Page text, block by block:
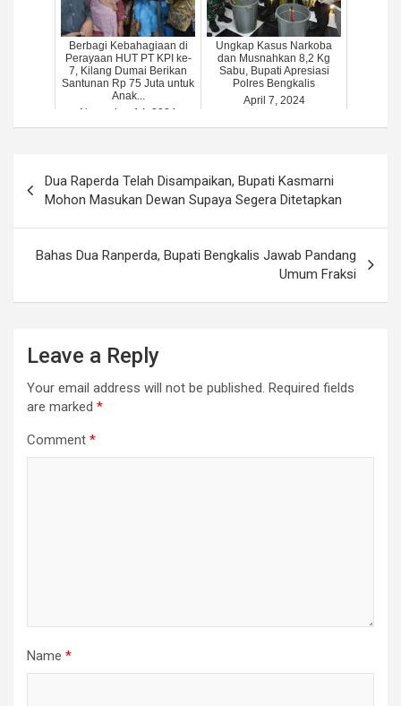
Berbagi Kebahagiaan di
Perayaan HUT PT KPI ke-
7, Kilang Dumai Berikan
Santunan Rp 75 Juta untuk
Anak...
November 14, 2024
Ungkap Kasus Narkoba
dan Musnahkan 8,2 Kg
Sabu, Bupati Apresiasi
Polres Bengkalis
April 7, 2024
navigation
Dua Raperda Telah Disampaikan, Bupati Kasmarni
Mohon Masukan Dewan Supaya Segera Ditetapkan
Bahas Dua Ranperda, Bupati Bengkalis Jawab Pandang
Umum Fraksi
Leave a Reply
Your email address will not be published. Required fields
are marked *
Comment *
Name *